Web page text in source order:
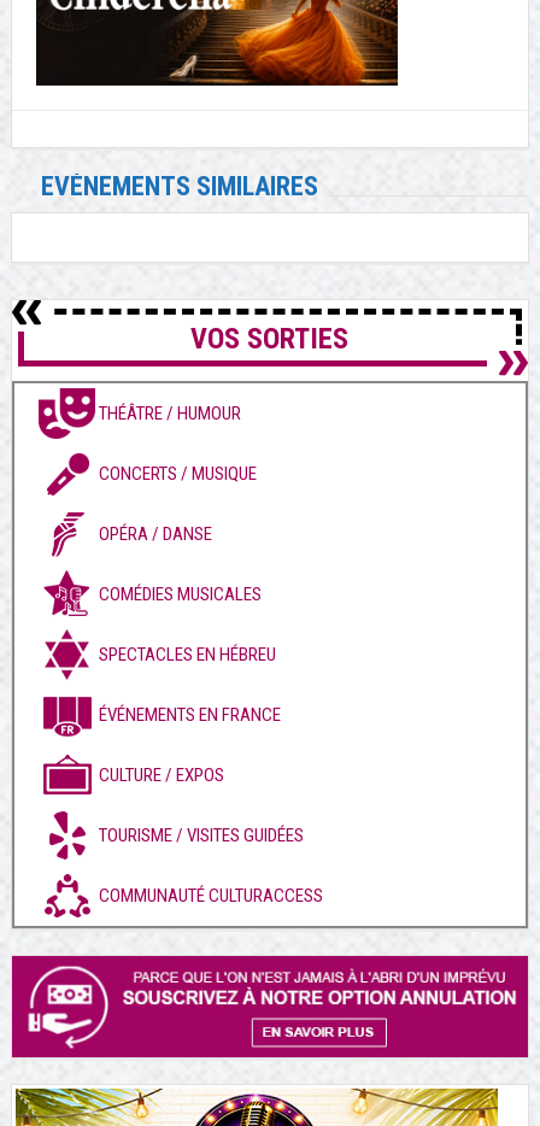
EVÉNEMENTS SIMILAIRES
VOS SORTIES
THÉÂTRE / HUMOUR
CONCERTS / MUSIQUE
OPÉRA / DANSE
COMÉDIES MUSICALES
SPECTACLES EN HÉBREU
ÉVÉNEMENTS EN FRANCE
CULTURE / EXPOS
TOURISME / VISITES GUIDÉES
COMMUNAUTÉ CULTURACCESS